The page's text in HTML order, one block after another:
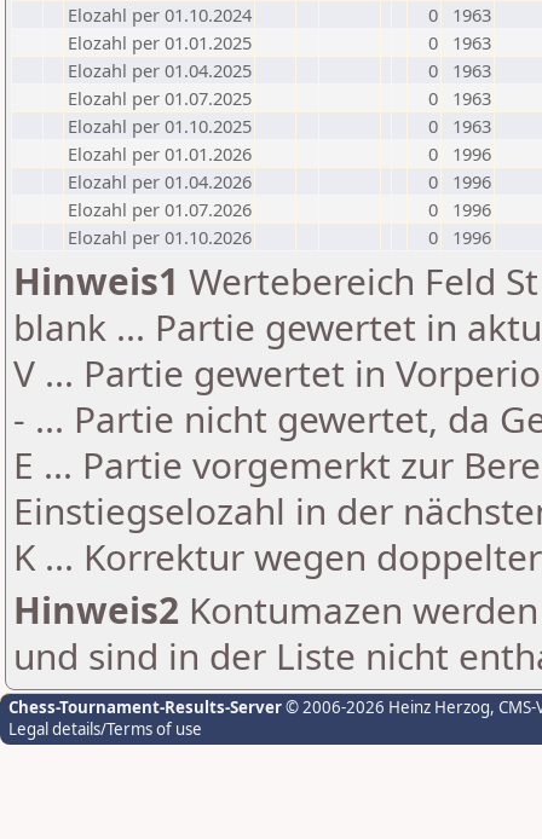
Elozahl per 01.10.2024
0
1963
Elozahl per 01.01.2025
0
1963
Elozahl per 01.04.2025
0
1963
Elozahl per 01.07.2025
0
1963
Elozahl per 01.10.2025
0
1963
Elozahl per 01.01.2026
0
1996
Elozahl per 01.04.2026
0
1996
Elozahl per 01.07.2026
0
1996
Elozahl per 01.10.2026
0 1996
Hinweis1 Wertebereich Feld
blank ... Partie gewertet in
V ... Partie gewertet in
- ... Partie nicht gewertet, da
E ... Partie vorgemerkt zur
Einstiegselozahl in der
K ... Korrektur wegen
Hinweis2 Kontumazen
und sind in der Liste nicht
Chess-Tournament-Results-Server© 2006-2026 Heinz Herzog,
Legal details/Terms of use